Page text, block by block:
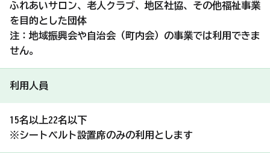
ふれあいサロン、老人クラブ、地区社協、その他福祉事業
を目的とした団体
注：地域振興会や自治会（町内会）の事業では利用できま
せん。
利用人員
15名以上22名以下
※シートベルト設置席のみの利用とします